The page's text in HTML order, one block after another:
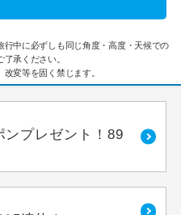
中に必ずしも同じ角度・高度・天候での
承ください。
変等を固く禁じます。
ンプレゼント！89